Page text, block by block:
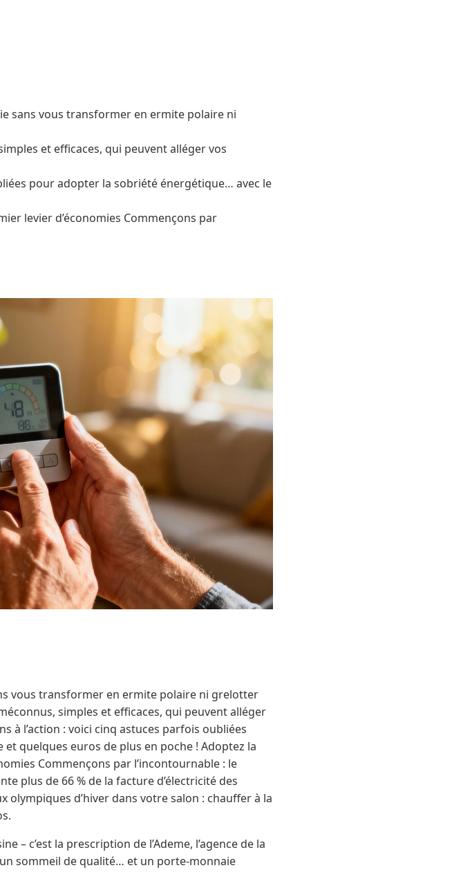
sans vous transformer en ermite polaire ni
et efficaces, qui peuvent alléger vos
pour adopter la sobriété énergétique… avec le
levier d’économies Commençons par
vous transformer en ermite polaire ni grelotter
simples et efficaces, qui peuvent alléger
à l’action : voici cinq astuces parfois oubliées
quelques euros de plus en poche ! Adoptez la
Commençons par l’incontournable : le
plus de 66 % de la facture d’électricité des
olympiques d’hiver dans votre salon : chauffer à la
– c’est la prescription de l’Ademe, l’agence de la
sommeil de qualité… et un porte-monnaie